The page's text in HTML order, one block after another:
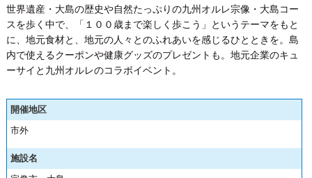
世界遺産・大島の歴史や自然たっぷりの九州オルレ宗像・大島コー
スを歩く中で、「１００歳まで楽しく歩こう」というテーマをもと
に、地元食材と、地元の人々とのふれあいを感じるひとときを。島
内で使えるクーポンや健康グッズのプレゼントも。地元企業のキュ
ーサイと九州オルレのコラボイベント。
開催地区
市外
施設名